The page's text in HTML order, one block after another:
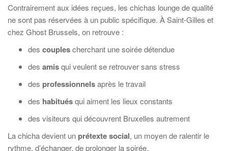
Contrairement aux idées reçues, les chichas lounge de qualité
ne sont pas réservées à un public spécifique. À Saint-Gilles et
chez Ghost Brussels, on retrouve :
des couplescherchant une soirée détendue
des amisqui veulent se retrouver sans stress
des professionnelsaprès le travail
des habituésqui aiment les lieux constants
des visiteurs qui découvrent Bruxelles autrement
La chicha devient un prétexte social, un moyen de ralentir le
rythme, d’échanger, de prolonger la soirée.